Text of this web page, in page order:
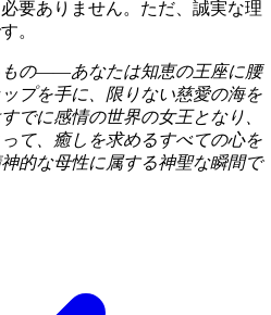
要ありません。ただ、誠実な理
。
もの――あなたは知恵の王座に腰
プを手に、限りない慈愛の海を
でに感情の世界の女王となり、
て、癒しを求めるすべての心を
的な母性に属する神聖な瞬間で